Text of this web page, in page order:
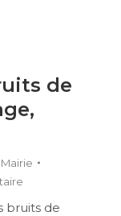
de
bruits de